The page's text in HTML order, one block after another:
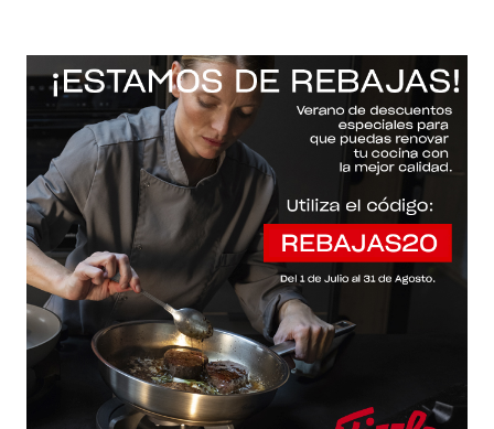
Inicio / Fissler Web / Baterías de cocina / Pure-profi®